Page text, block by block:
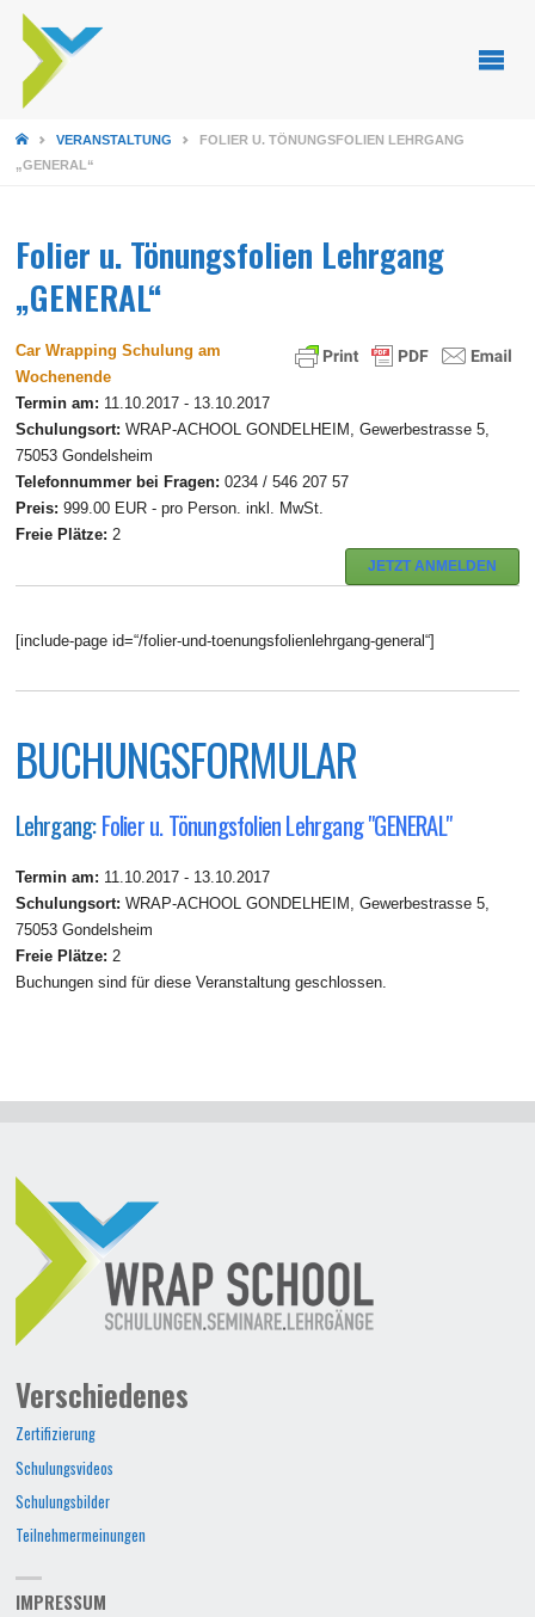
STARTSEITE
VERANSTALTUNG
FOLIER U. TÖNUNGSFOLIEN LEHRGANG
„GENERAL“
Folier u. Tönungsfolien Lehrgang
„GENERAL“
Car Wrapping Schulung am
Wochenende
Termin am: 11.10.2017 - 13.10.2017
Schulungsort: WRAP-ACHOOL GONDELHEIM, Gewerbestrasse 5,
75053 Gondelsheim
Telefonnummer bei Fragen: 0234 / 546 207 57
Preis: 999.00 EUR - pro Person. inkl. MwSt.
Freie Plätze: 2
JETZT ANMELDEN
[include-page id=“/folier-und-toenungsfolienlehrgang-general“]
BUCHUNGSFORMULAR
Lehrgang:Folier u. Tönungsfolien Lehrgang "GENERAL"
Termin am: 11.10.2017 - 13.10.2017
Schulungsort: WRAP-ACHOOL GONDELHEIM, Gewerbestrasse 5,
75053 Gondelsheim
Freie Plätze: 2
Buchungen sind für diese Veranstaltung geschlossen.
Verschiedenes
Zertifizierung
Schulungsvideos
Schulungsbilder
Teilnehmermeinungen
IMPRESSUM